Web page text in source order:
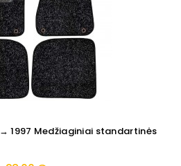
→ 1997 Medžiaginiai standartinės